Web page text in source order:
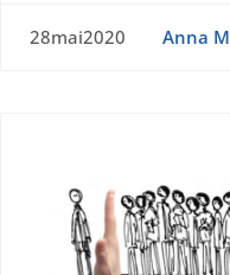
28mai2020 Anna